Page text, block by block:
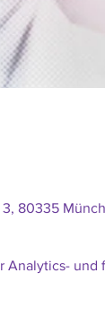
80335
Analytics-